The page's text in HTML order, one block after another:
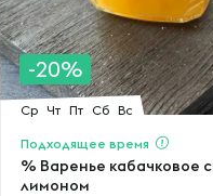
-20%
Ср Чт Пт Сб Вс
Подходящее время
% Варенье кабачковое с
лимоном